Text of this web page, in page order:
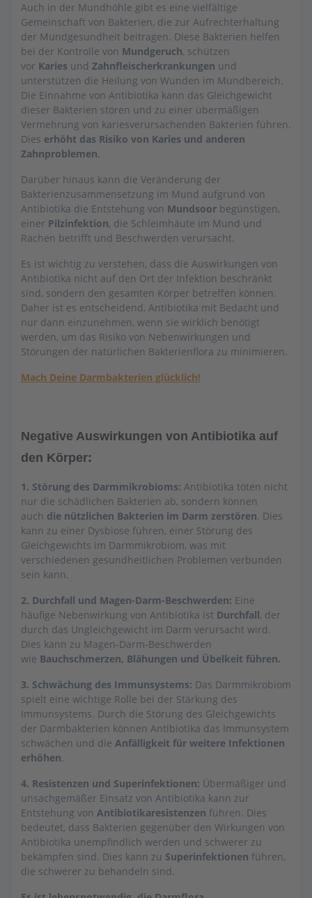
Auch in der Mundhöhle gibt es eine vielfältige
Gemeinschaft von Bakterien, die zur Aufrechterhaltung
der Mundgesundheit beitragen. Diese Bakterien helfen
bei der Kontrolle von Mundgeruch, schützen
vor Karies und Zahnfleischerkrankungen und
unterstützen die Heilung von Wunden im Mundbereich.
Die Einnahme von Antibiotika kann das Gleichgewicht
dieser Bakterien stören und zu einer übermäßigen
Vermehrung von kariesverursachenden Bakterien führen.
Dies erhöht das Risiko von Karies und anderen
Zahnproblemen.
Darüber hinaus kann die Veränderung der
Bakterienzusammensetzung im Mund aufgrund von
Antibiotika die Entstehung von Mundsoor begünstigen,
einer Pilzinfektion, die Schleimhäute im Mund und
Rachen betrifft und Beschwerden verursacht.
Es ist wichtig zu verstehen, dass die Auswirkungen von
Antibiotika nicht auf den Ort der Infektion beschränkt
sind, sondern den gesamten Körper betreffen können.
Daher ist es entscheidend, Antibiotika mit Bedacht und
nur dann einzunehmen, wenn sie wirklich benötigt
werden, um das Risiko von Nebenwirkungen und
Störungen der natürlichen Bakterienflora zu minimieren.
Mach Deine Darmbakterien glücklich!
Negative Auswirkungen von Antibiotika auf
den Körper:
1. Störung des Darmmikrobioms: Antibiotika töten nicht
nur die schädlichen Bakterien ab, sondern können
auch die nützlichen Bakterien im Darm zerstören. Dies
kann zu einer Dysbiose führen, einer Störung des
Gleichgewichts im Darmmikrobiom, was mit
verschiedenen gesundheitlichen Problemen verbunden
sein kann.
2. Durchfall und Magen-Darm-Beschwerden: Eine
häufige Nebenwirkung von Antibiotika ist Durchfall, der
durch das Ungleichgewicht im Darm verursacht wird.
Dies kann zu Magen-Darm-Beschwerden
wie Bauchschmerzen, Blähungen und Übelkeit führen.
3. Schwächung des Immunsystems: Das Darmmikrobiom
spielt eine wichtige Rolle bei der Stärkung des
Immunsystems. Durch die Störung des Gleichgewichts
der Darmbakterien können Antibiotika das Immunsystem
schwächen und die Anfälligkeit für weitere Infektionen
erhöhen.
4. Resistenzen und Superinfektionen: Übermäßiger und
unsachgemäßer Einsatz von Antibiotika kann zur
Entstehung von Antibiotikaresistenzen führen. Dies
bedeutet, dass Bakterien gegenüber den Wirkungen von
Antibiotika unempfindlich werden und schwerer zu
bekämpfen sind. Dies kann zu Superinfektionen führen,
die schwerer zu behandeln sind.